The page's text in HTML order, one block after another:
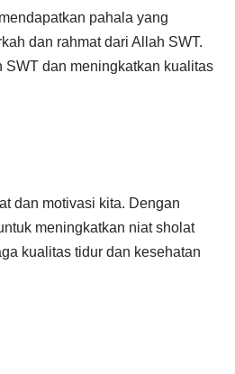
pahala yang
dan rahmat dari Allah SWT.
dan meningkatkan kualitas
dan motivasi kita. Dengan
meningkatkan niat sholat
kualitas tidur dan kesehatan